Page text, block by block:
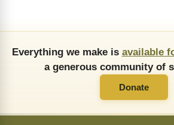
Everything we make is available
a generous community of
Donate